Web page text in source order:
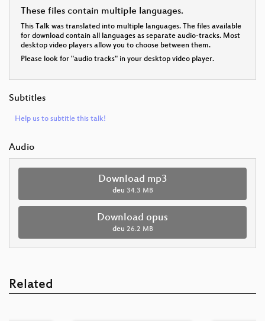
These files contain multiple languages.
This Talk was translated into multiple languages. The files available
for download contain all languages as separate audio-tracks. Most
desktop video players allow you to choose between them.
Please look for "audio tracks" in your desktop video player.
Subtitles
Help us to subtitle this talk!
Audio
Download mp3
deu 34.3 MB
Download opus
deu 26.2 MB
Related